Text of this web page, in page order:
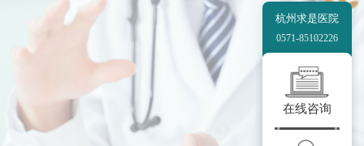
杭州求是医院
0571-85102226
在线咨询